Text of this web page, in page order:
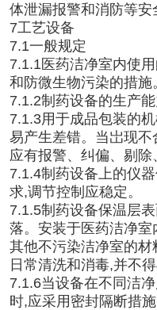
体泄漏报警和消防等安
7工艺设备
7.1一般规定
7.1.1医药洁净室内使
和防微生物污染的措施
7.1.2制药设备的生产
7.1.3用于成品包装的
易产生差错。当岀现
应有报警、纠偏、剔除
7.1.4制药设备上的仪
求,调节控制应稳定。
7.1.5制药设备保温层
落。安装于医药洁净
其他不污染洁净室的
日常清洗和消毒,并不
7.1.6当设备在不同洁
时,应采用密封隔断措施